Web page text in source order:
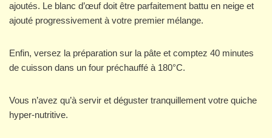
ajoutés. Le blanc d’œuf doit être parfaitement battu en neige et
ajouté progressivement à votre premier mélange.
Enfin, versez la préparation sur la pâte et comptez 40 minutes
de cuisson dans un four préchauffé à 180°C.
Vous n’avez qu’à servir et déguster tranquillement votre quiche
hyper-nutritive.